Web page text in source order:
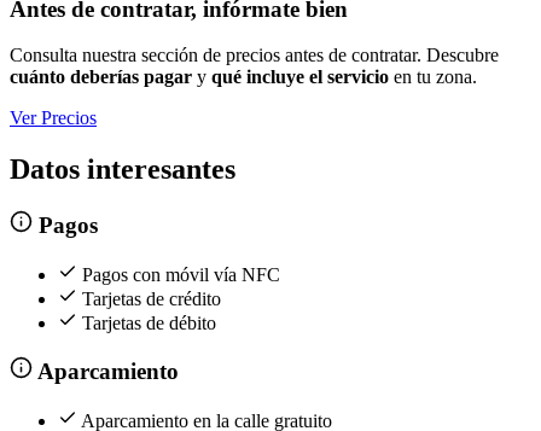
Antes de contratar, infórmate bien
Consulta nuestra sección de precios antes de contratar. Descubre
cuánto deberías pagar y qué incluye el servicio en tu zona.
Ver Precios
Datos interesantes
Pagos
Pagos con móvil vía NFC
Tarjetas de crédito
Tarjetas de débito
Aparcamiento
Aparcamiento en la calle gratuito